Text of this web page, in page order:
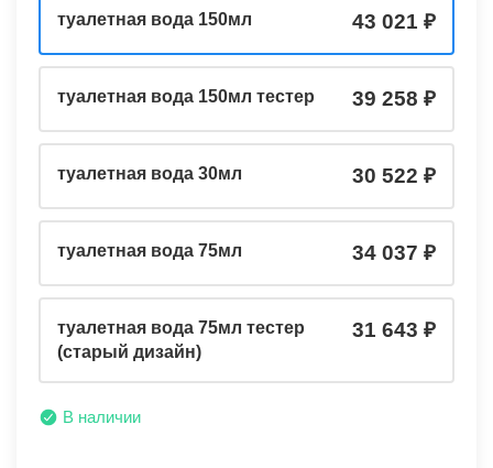
туалетная вода 150мл 43 021
туалетная вода 150мл тестер 39 258
туалетная вода 30мл 30 522
туалетная вода 75мл 34 037
туалетная вода 75мл тестер
(старый дизайн)
31 643
В наличии